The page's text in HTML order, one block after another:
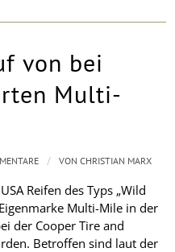
von bei
Multi-
Reifen des Typs „Wild
Multi-Mile in der
der Cooper Tire and
Betroffen sind laut der
/ VONCHRISTIAN MARX